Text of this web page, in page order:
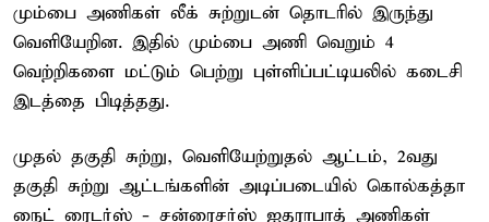
மும்பை அணிகள் லீக் சுற்றுடன் தொடரில் இருந்து
வெளியேறின. இதில் மும்பை அணி வெறும் 4
வெற்றிகளை மட்டும் பெற்று புள்ளிப்பட்டியலில் கடைசி
இடத்தை பிடித்தது.
முதல் தகுதி சுற்று, வெளியேற்றுதல் ஆட்டம், 2வது
தகுதி சுற்று ஆட்டங்களின் அடிப்படையில் கொல்கத்தா
நைட் ரைடர்ஸ் - சன்ரைசர்ஸ் ஐதராபாத் அணிகள்